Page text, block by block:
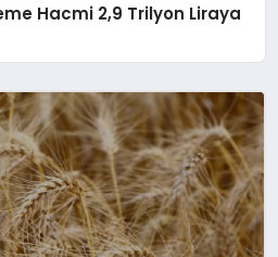
Hacmi 2,9 Trilyon Liraya